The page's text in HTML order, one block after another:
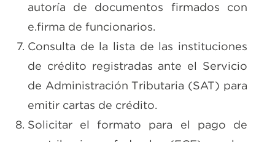
autoría de documentos firmados con
e.firma de funcionarios.
Consulta de la lista de las instituciones
de crédito registradas ante el Servicio
de Administración Tributaria (SAT) para
emitir cartas de crédito.
Solicitar el formato para el pago de